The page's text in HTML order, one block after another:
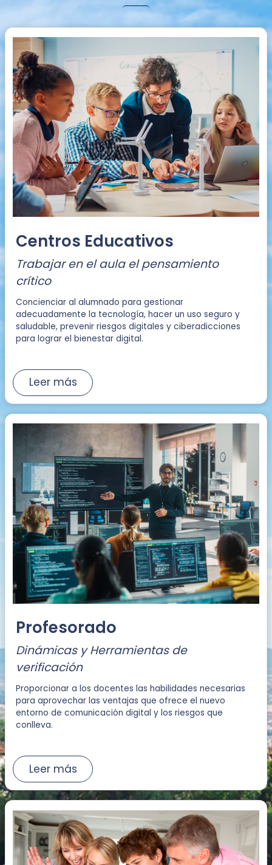
Centros Educativos
Trabajar en el aula el pensamiento
crítico
Concienciar al alumnado para gestionar
adecuadamente la tecnología, hacer un uso seguro y
saludable, prevenir riesgos digitales y ciberadicciones
para lograr el bienestar digital.
Leer más
Profesorado
Dinámicas y Herramientas de
verificación
Proporcionar a los docentes las habilidades necesarias
para aprovechar las ventajas que ofrece el nuevo
entorno de comunicación digital y los riesgos que
conlleva.
Leer más